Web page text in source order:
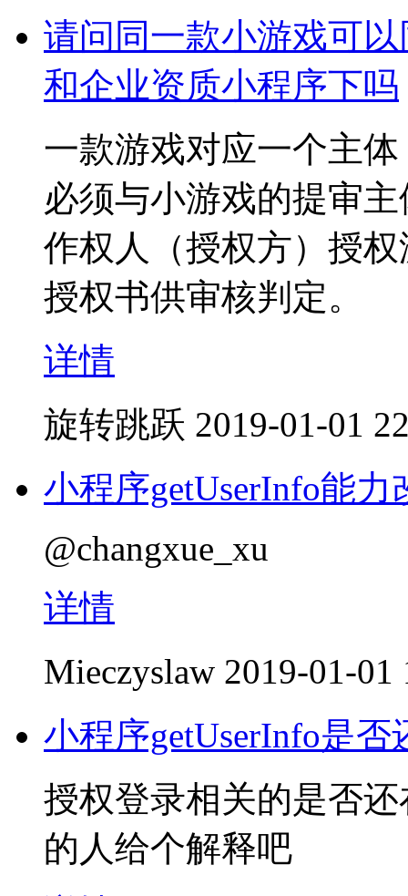
请问同一款小游戏可
和企业资质小程序下吗
一款游戏对应一个主
必须与小游戏的提审
作权人（授权方）授
授权书供审核判定。
详情
旋转跳跃 2019-01-01
小程序getUserInfo能力
@changxue_xu
详情
Mieczyslaw 2019-01-01
小程序getUserInfo是
授权登录相关的是否
的人给个解释吧